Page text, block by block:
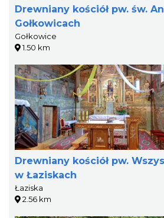
Drewniany kościół pw. św.
Gołkowicach
Gołkowice
1.50 km
Drewniany kościół pw.
w Łaziskach
Łaziska
2.56 km